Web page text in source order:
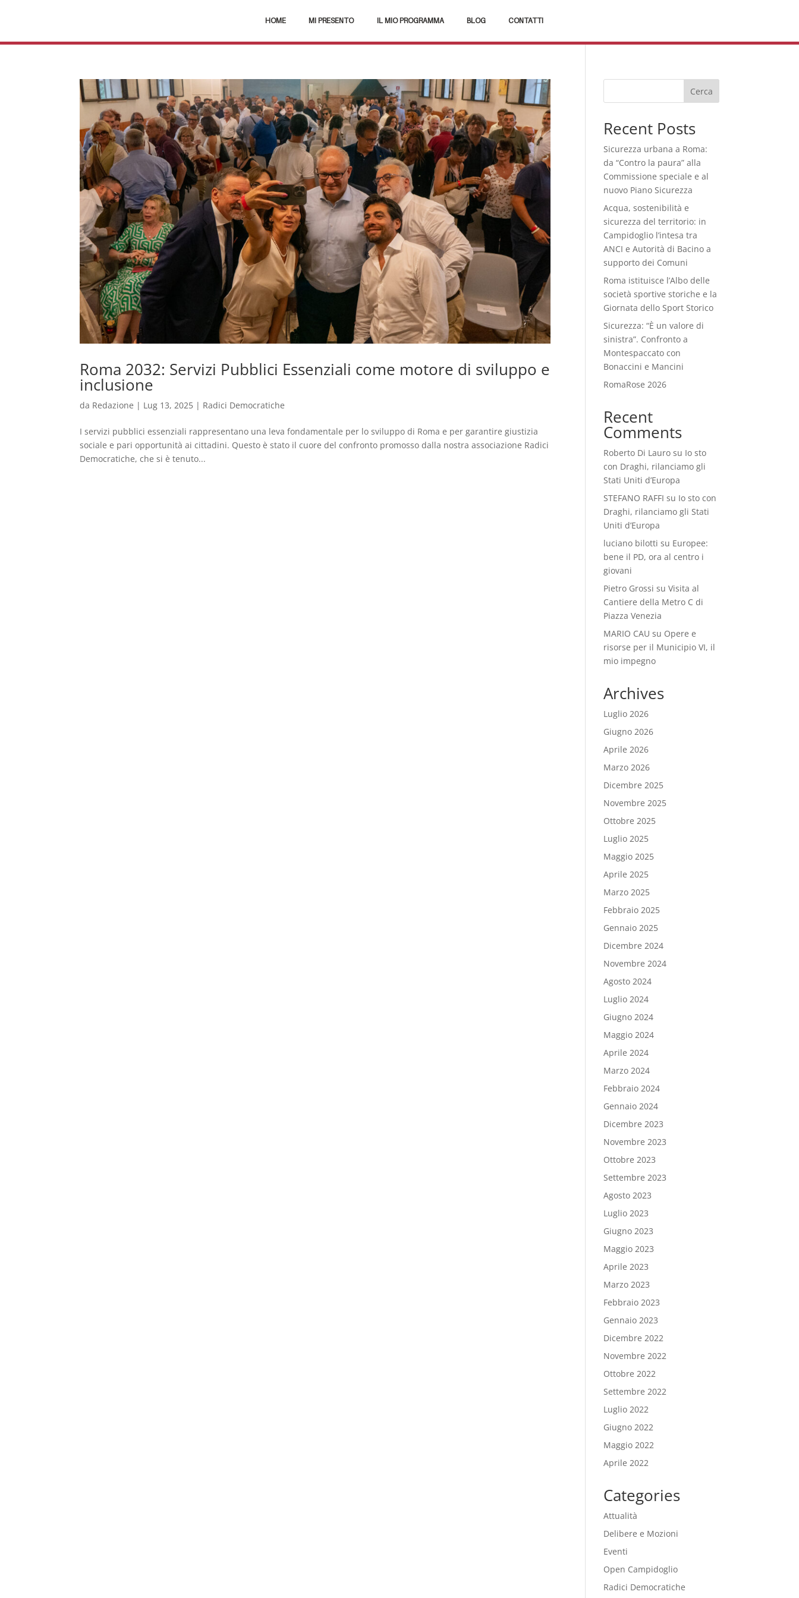
HOME MI PRESENTO IL MIO PROGRAMMA BLOG CONTATTI
Roma 2032: Servizi Pubblici Essenziali come motore di sviluppo e
inclusione
da Redazione | Lug 13, 2025 | Radici Democratiche
I servizi pubblici essenziali rappresentano una leva fondamentale per lo sviluppo di Roma e per garantire giustizia
sociale e pari opportunità ai cittadini. Questo è stato il cuore del confronto promosso dalla nostra associazione Radici
Democratiche, che si è tenuto...
Cerca
Recent Posts
Sicurezza urbana a Roma:
da “Contro la paura” alla
Commissione speciale e al
nuovo Piano Sicurezza
Acqua, sostenibilità e
sicurezza del territorio: in
Campidoglio l’intesa tra
ANCI e Autorità di Bacino a
supporto dei Comuni
Roma istituisce l’Albo delle
società sportive storiche e la
Giornata dello Sport Storico
Sicurezza: “È un valore di
sinistra”. Confronto a
Montespaccato con
Bonaccini e Mancini
RomaRose 2026
Recent
Comments
Roberto Di Lauro su Io sto
con Draghi, rilanciamo gli
Stati Uniti d’Europa
STEFANO RAFFI su Io sto con
Draghi, rilanciamo gli Stati
Uniti d’Europa
luciano bilotti su Europee:
bene il PD, ora al centro i
giovani
Pietro Grossi suVisita al
Cantiere della Metro C di
Piazza Venezia
MARIO CAU su Opere e
risorse per il Municipio VI, il
mio impegno
Archives
Luglio 2026
Giugno 2026
Aprile 2026
Marzo 2026
Dicembre 2025
Novembre 2025
Ottobre 2025
Luglio 2025
Maggio 2025
Aprile 2025
Marzo 2025
Febbraio 2025
Gennaio 2025
Dicembre 2024
Novembre 2024
Agosto 2024
Luglio 2024
Giugno 2024
Maggio 2024
Aprile 2024
Marzo 2024
Febbraio 2024
Gennaio 2024
Dicembre 2023
Novembre 2023
Ottobre 2023
Settembre 2023
Agosto 2023
Luglio 2023
Giugno 2023
Maggio 2023
Aprile 2023
Marzo 2023
Febbraio 2023
Gennaio 2023
Dicembre 2022
Novembre 2022
Ottobre 2022
Settembre 2022
Luglio 2022
Giugno 2022
Maggio 2022
Aprile 2022
Categories
Attualità
Delibere e Mozioni
Eventi
Open Campidoglio
Radici Democratiche